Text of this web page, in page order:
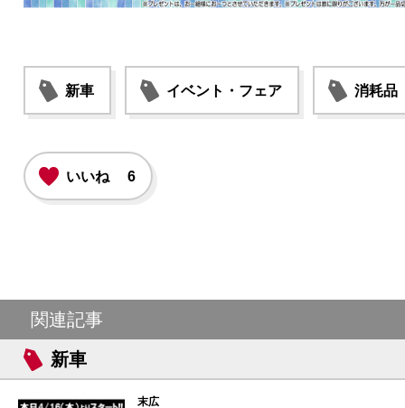
新車 イベント・フェア 消耗品
いいね 6
関連記事
新車
末広